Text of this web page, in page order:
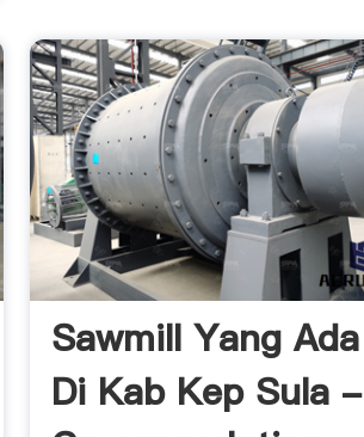
Sawmill Yang Ada
Di Kab Kep Sula -